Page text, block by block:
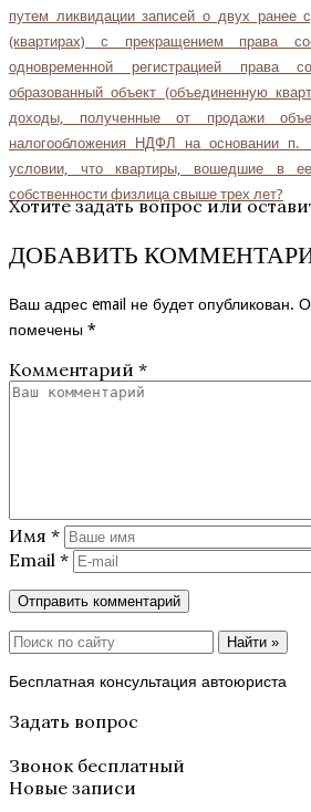
путем ликвидации записей о двух ранее
(квартирах) с прекращением права
одновременной регистрацией права
образованный объект (объединенную
доходы, полученные от продажи
налогообложения НДФЛ на основании
условии, что квартиры, вошедшие в
собственности физлица свыше трех лет?
Хотите задать вопрос или
ДОБАВИТЬ
Ваш адрес email не будет опубликован.
помечены *
Комментарий *
Имя *
Email *
Найти »
Бесплатная консультация автоюриста
Задать вопрос
Звонок бесплатный
Новые записи